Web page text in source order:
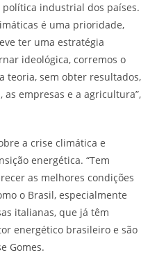
industrial dos países.
é uma prioridade,
ter uma estratégia
ideológica, corremos o
teoria, sem obter resultados,
empresas e a agricultura”,
a crise climática e
energética. “Tem
as melhores condições
o Brasil, especialmente
italianas, que já têm
energético brasileiro e são
Gomes.